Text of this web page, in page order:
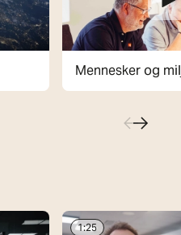
Mennesker og
1:25